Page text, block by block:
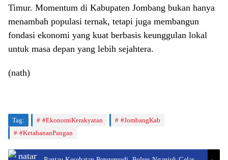
Timur. Momentum di Kabupaten Jombang bukan hanya
menambah populasi ternak, tetapi juga membangun
fondasi ekonomi yang kuat berbasis keunggulan lokal
untuk masa depan yang lebih sejahtera.
(nath)
Tag: #EkonomiKerakyatan
#JombangKab
#KetahananPangan